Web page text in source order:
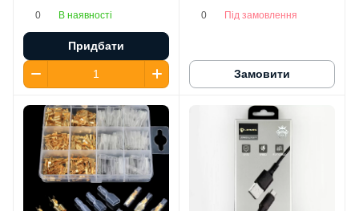
0 В наявності
Придбати
0 Під замовлення
Замовити